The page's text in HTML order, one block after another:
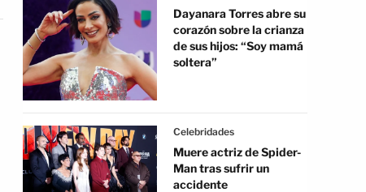
Dayanara Torres abre su
corazón sobre la crianza
de sus hijos: “Soy mamá
soltera”
Celebridades
Muere actriz de Spider-
Man tras sufrir un
accidente